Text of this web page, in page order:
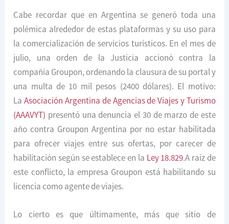
Cabe recordar que en Argentina se generó toda una
polémica alrededor de estas plataformas y su uso para
la comercialización de servicios turísticos. En el mes de
julio, una orden de la Justicia accionó contra la
compañía Groupon, ordenando la clausura de su portal y
una multa de 10 mil pesos (2400 dólares). El motivo:
LaAsociación Argentina de Agencias de Viajes y Turismo
(AAAVYT) presentó una denuncia el 30 de marzo de este
año contra Groupon Argentina por no estar habilitada
para ofrecer viajes entre sus ofertas, por carecer de
habilitación según se establece en la Ley 18.829.A raíz de
este conflicto, la empresa Groupon está habilitando su
licencia como agente de viajes.
Lo cierto es que últimamente, más que sitio de